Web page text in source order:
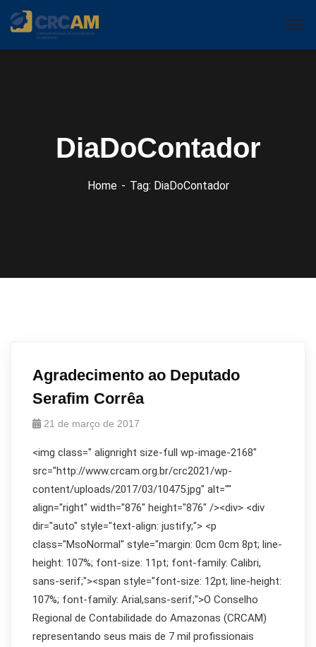
DiaDoContador
Home Tag: DiaDoContador
Agradecimento ao Deputado
Serafim Corrêa
21 de março de 2017
<img class=" alignright size-full wp-image-2168"
src="http://www.crcam.org.br/crc2021/wp-
content/uploads/2017/03/10475.jpg" alt=""
align="right" width="876" height="876" /><div> <div
dir="auto" style="text-align: justify;"> <p
class="MsoNormal" style="margin: 0cm 0cm 8pt; line-
height: 107%; font-size: 11pt; font-family: Calibri,
sans-serif;"><span style="font-size: 12pt; line-height:
107%; font-family: Arial,sans-serif;">O Conselho
Regional de Contabilidade do Amazonas (CRCAM)
representando seus mais de 7 mil profissionais